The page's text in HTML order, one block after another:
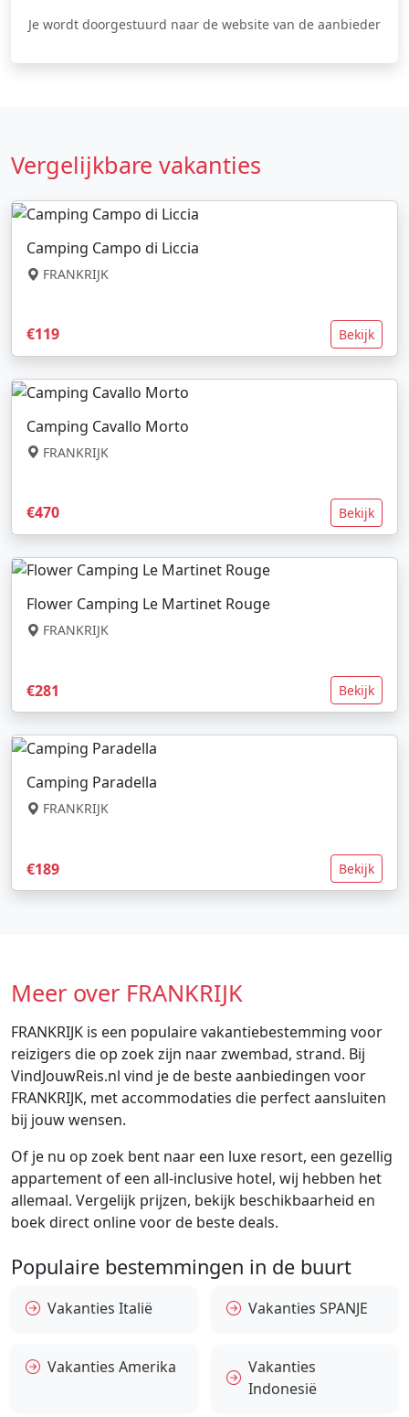
Je wordt doorgestuurd naar de website van de aanbieder
Vergelijkbare vakanties
Camping Campo di Liccia
FRANKRIJK
€119 Bekijk
Camping Cavallo Morto
FRANKRIJK
€470 Bekijk
Flower Camping Le Martinet Rouge
FRANKRIJK
€281 Bekijk
Camping Paradella
FRANKRIJK
€189 Bekijk
Meer over FRANKRIJK
FRANKRIJK is een populaire vakantiebestemming voor
reizigers die op zoek zijn naar zwembad, strand. Bij
VindJouwReis.nl vind je de beste aanbiedingen voor
FRANKRIJK, met accommodaties die perfect aansluiten
bij jouw wensen.
Of je nu op zoek bent naar een luxe resort, een gezellig
appartement of een all-inclusive hotel, wij hebben het
allemaal. Vergelijk prijzen, bekijk beschikbaarheid en
boek direct online voor de beste deals.
Populaire bestemmingen in de buurt
Vakanties Italië Vakanties SPANJE
Vakanties Amerika
Vakanties
Indonesië